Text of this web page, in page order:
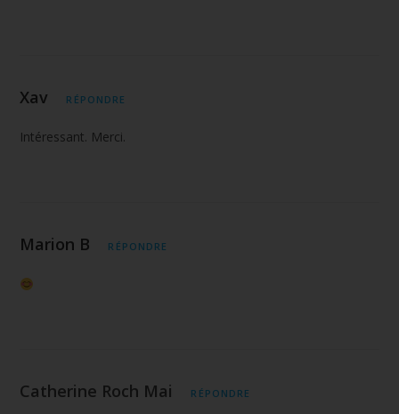
Xav RÉPONDRE
Intéressant. Merci.
Marion B RÉPONDRE
Catherine Roch Mai RÉPONDRE